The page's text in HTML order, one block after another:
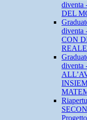
diventa
DEL
diventa
CON
diventa